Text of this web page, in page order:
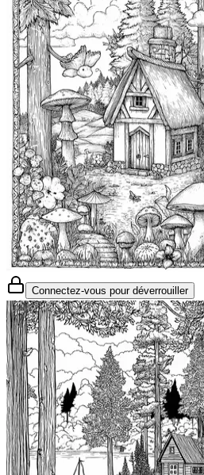
Connectez-vous pour déverrouiller